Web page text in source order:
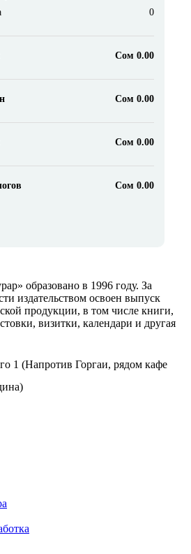
0
Сом 0.00
Сом 0.00
Сом 0.00
Сом 0.00
образовано в 1996 году. За
издательством освоен выпуск
продукции, в том числе книги,
визитки, календари и другая
1 (Напротив Горгаи, рядом кафе